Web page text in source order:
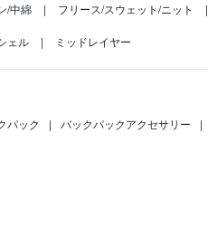
/中綿 フリース/スウェット/ニット
ェル ミッドレイヤー
パック | バックパックアクセサリー |